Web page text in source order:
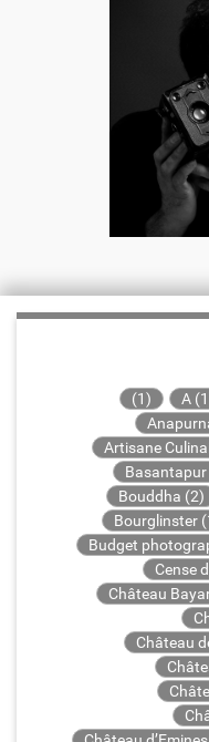
(1) A
Artisane
Basantapur
Bouddha (2)
Bourglinster
Budget
Cense
Château
Château